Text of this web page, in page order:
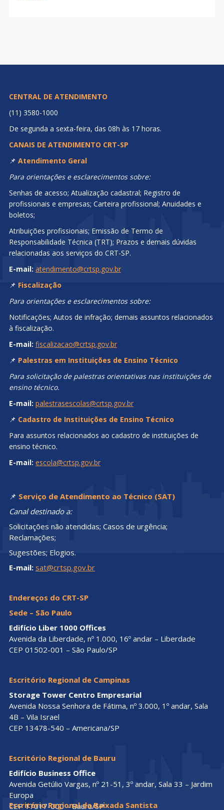
CENTRAL DE ATENDIMENTO
(11) 3580-1000
De segunda a sexta-feira, das 08h às 17 horas.
CANAIS DE ATENDIMENTO CRT-SP
📌 Atendimento Geral
Para orientações e esclarecimentos sobre:
Senhas de acesso; Atualização cadastral; Registro de
profissionais e empresas; Carteira profissional; Anuidades e
boletos;
Atribuições profissionais; Emissão de Termo de
Responsabilidade Técnica (TRT); Prazos e demais dúvidas
relacionadas aos serviços do CRT-SP.
E-mail: atendimento@crtsp.gov.br
📌 Fiscalização
Para orientações e esclarecimentos sobre:
Notificações; Autos de infração; demais assuntos relacionados
à fiscalização.
E-mail: fiscalizacao@crtsp.gov.br
📌 Palestras em Instituições de Ensino Técnico
Para solicitação de palestras orientativas nas instituições de
ensino técnico.
E-mail: palestrasescolas@crtsp.gov.br
📌 Cadastro de Instituições de Ensino Técnico
Para assuntos relacionados ao cadastro de instituições de
ensino técnico.
E-mail: escola@crtsp.gov.br
📌 Serviço de Atendimento ao Técnico (SAT)
Canal destinado a:
Solicitações não atendidas; Casos de urgência;
Reclamações;
Sugestões; Elogios.
E-mail: sat@crtsp.gov.br
Endereços do CRT-SP
Sede – São Paulo
Edifício Liber 1000 Offices
Avenida da Liberdade, nº 1.000, 16º andar – Liberdade
CEP 01502-001 – São Paulo/SP
Escritório Regional de Campinas
Storage Tower Centro Empresarial
Avenida Nossa Senhora de Fátima, nº 3.000, 1º andar, Sala
4B – Vila Israel
CEP 13478-540 – Americana/SP
Escritório Regional de Bauru
Edifício Business Office
Avenida Getúlio Vargas, nº 21-51, 3º andar, Sala 33 – Jardim
Europa
CEP 17017-000 – Bauru/SP
Escritório Regional da Baixada Santista